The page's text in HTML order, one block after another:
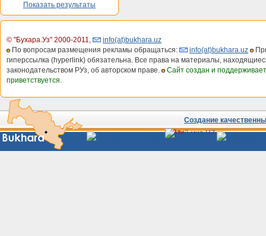
Показать результаты
© "Бухара.Уз" 2000-2011,
info(at)bukhara.uz
По вопросам размещения рекламы обращаться:
info(at)bukhara.uz
гиперссылка (hyperlink) обязательна. Все права на материалы,
законодательством РУз, об авторском праве.
Сайт создан и
приветствуется.
Создание
Сайты
Узбекистана